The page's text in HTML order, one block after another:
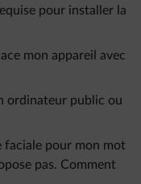
pour installer la
mon appareil avec
ordinateur public ou
faciale pour mon mot
pas. Comment